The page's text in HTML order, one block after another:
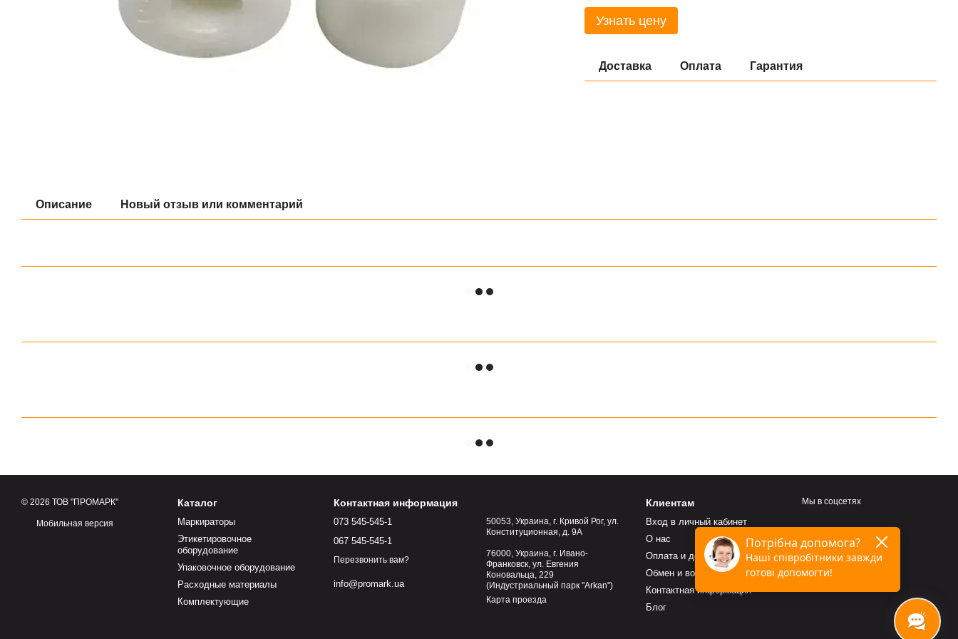
Узнать цену
Доставка Оплата Гарантия
Описание Новый отзыв или комментарий
© 2026 ТОВ "ПРОМАРК"
Мобильная версия
Каталог
Маркираторы
Этикетировочное
оборудование
Упаковочное оборудование
Расходные материалы
Комплектующие
Контактная информация
073 545-545-1
067 545-545-1
Перезвонить вам?
info@promark.ua
50053, Украина, г. Кривой Рог, ул.
Конституционная, д. 9А
76000, Украина, г. Ивано-
Франковск, ул. Евгения
Коновальца, 229
(Индустриальный парк "Arkan")
Карта проезда
Клиентам
Вход в личный кабинет
О нас
Оплата и доставка
Обмен и возврат
Контактная информация
Блог
Мы в соцсетях